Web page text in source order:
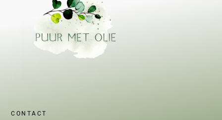
CONTACT